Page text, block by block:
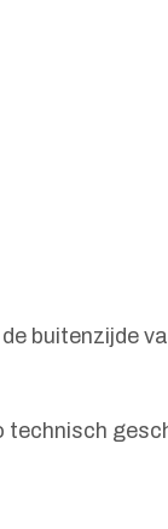
buitenzijde